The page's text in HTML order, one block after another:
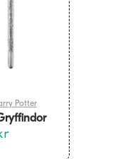
Potter